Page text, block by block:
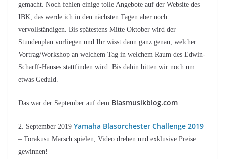
gemacht. Noch fehlen einige tolle Angebote auf der Website des
IBK, das werde ich in den nächsten Tagen aber noch
vervollständigen. Bis spätestens Mitte Oktober wird der
Stundenplan vorliegen und Ihr wisst dann ganz genau, welcher
Vortrag/Workshop an welchem Tag in welchem Raum des Edwin-
Scharff-Hauses stattfinden wird. Bis dahin bitten wir noch um
etwas Geduld.
Das war der September auf dem Blasmusikblog.com:
2. September 2019 Yamaha Blasorchester Challenge 2019
– Torakusu Marsch spielen, Video drehen und exklusive Preise
gewinnen!